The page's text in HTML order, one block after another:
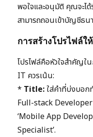
พอใจและอนุมัติ คุณจะไ
สามารถถอนเข้าบัญชีธน
การสร้างโปรไฟล์ใ
โปรไฟล์คือหัวใจสำคัญใ
IT ควรเน้น:
* Title:ใส่คำที่บ่งบอก
Full-stack
‘Mobile App
Specialist’.